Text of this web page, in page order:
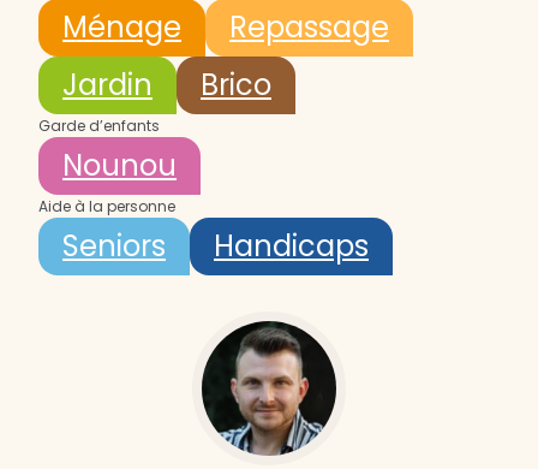
Ménage
Repassage
Jardin
Brico
Garde d’enfants
Nounou
Aide à la personne
Seniors Handicaps